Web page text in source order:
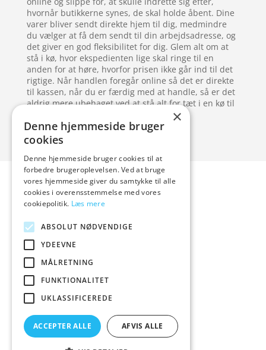
hvornår butikkerne synes, de skal holde åbent. Dine
varer bliver sendt direkte hjem til dig, medmindre
du vælger at få dem sendt til din arbejdsadresse, og
det giver en god fleksibilitet for dig. Glem alt om at
stå i kø, hvor ekspedienten lige skal ringe til en
anden for at høre, hvorfor prisen ikke går ind til det
rigtige. Når handlen foregår online så det er direkte
til kassen, når du er færdig med at handle, så er det
aldrig mere ubehaget ved at stå alt for tæt i en kø til
Forside
Varer
Artikler
hvidevaremagasinet
Tlf: 7876 8672
Mail:info@hvidevaremagasinet.dk
Cookie- og privatlivspolitik
×
Denne hjemmeside bruger
cookies
Denne hjemmeside bruger cookies til at
forbedre brugeroplevelsen. Ved at bruge
vores hjemmeside giver du samtykke til alle
cookies i overensstemmelse med vores
cookiepolitik. Læs mere
ABSOLUT NØDVENDIGE
YDEEVNE
MÅLRETNING
FUNKTIONALITET
UKLASSIFICEREDE
ACCEPTER ALLE AFVIS ALLE